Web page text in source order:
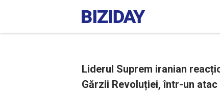
Liderul Suprem iranian
Gărzii Revoluției, într-un